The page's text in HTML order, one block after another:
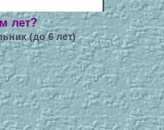
лет?
(до 6 лет)